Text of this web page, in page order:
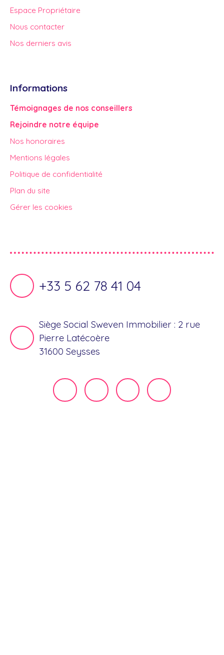
Espace Propriétaire
Nous contacter
Nos derniers avis
Informations
Témoignages de nos conseillers
Rejoindre notre équipe
Nos honoraires
Mentions légales
Politique de confidentialité
Plan du site
Gérer les cookies
+33 5 62 78 41 04
Siège Social Sweven Immobilier : 2 rue
Pierre Latécoère
31600 Seysses